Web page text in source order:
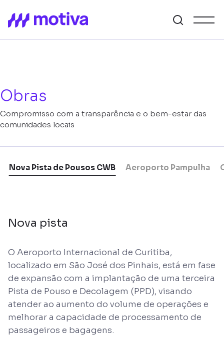
Obras
Compromisso com a transparência e o bem-estar das
comunidades locais
Nova Pista de Pousos CWB Aeroporto Pampulha
Nova pista
O Aeroporto Internacional de Curitiba,
localizado em São José dos Pinhais, está em fase
de expansão com a implantação de uma terceira
Pista de Pouso e Decolagem (PPD), visando
atender ao aumento do volume de operações e
melhorar a capacidade de processamento de
passageiros e bagagens.